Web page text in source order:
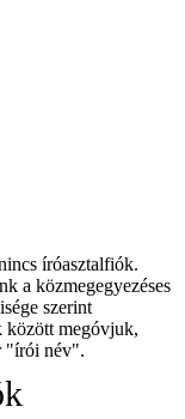
íróasztalfiók.
a közmegegyezéses
szerint
között megóvjuk,
"írói név".